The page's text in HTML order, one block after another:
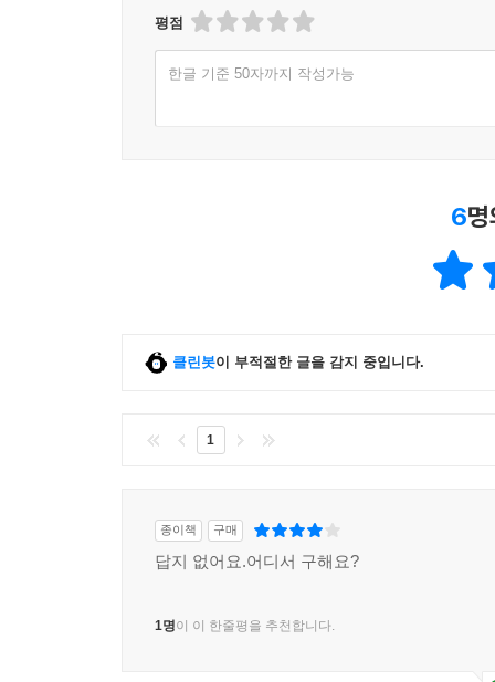
평점
한글 기준 50자까지 작성가능
6
클린봇이 부적절한 글을 감지 중입니다.
1
종이책 구매
답지 없어요.어디서 구해요?
1명이 이 한줄평을 추천합니다.